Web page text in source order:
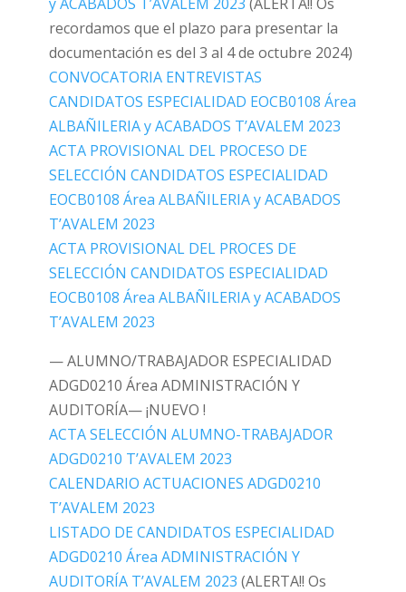
recordamos que el plazo para presentar la
documentación es del 3 al 4 de octubre 2024)
CONVOCATORIA ENTREVISTAS
CANDIDATOS ESPECIALIDAD EOCB0108 Área
ALBAÑILERIA y ACABADOS T’AVALEM 2023
ACTA PROVISIONAL DEL PROCESO DE
SELECCIÓN CANDIDATOS ESPECIALIDAD
EOCB0108 Área ALBAÑILERIA y ACABADOS
T’AVALEM 2023
ACTA PROVISIONAL DEL PROCES DE
SELECCIÓN CANDIDATOS ESPECIALIDAD
EOCB0108 Área ALBAÑILERIA y ACABADOS
T’AVALEM 2023
— ALUMNO/TRABAJADOR ESPECIALIDAD
ADGD0210 Área ADMINISTRACIÓN Y
AUDITORÍA— ¡NUEVO !
ACTA SELECCIÓN ALUMNO-TRABAJADOR
ADGD0210 T’AVALEM 2023
CALENDARIO ACTUACIONES ADGD0210
T’AVALEM 2023
LISTADO DE CANDIDATOS ESPECIALIDAD
ADGD0210 Área ADMINISTRACIÓN Y
AUDITORÍA T’AVALEM 2023 (ALERTA!! Os